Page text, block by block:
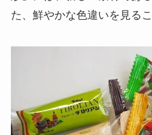
た、鮮やかな色違いを見る